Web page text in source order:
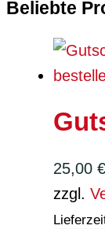
Beliebte
25,00 €
zzgl.